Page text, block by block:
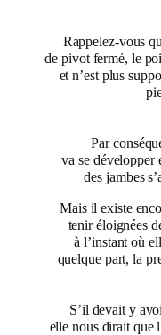
Rappelez-vous
de pivot fermé, le
et n’est plus
Par
va se développer
des jambes
Mais il existe
tenir éloignées
à l’instant où
quelque part, la
S’il devait y
elle nous dirait que